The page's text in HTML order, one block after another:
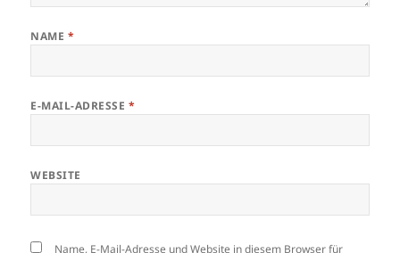
NAME *
E-MAIL-ADRESSE *
WEBSITE
Name, E-Mail-Adresse und Website in diesem Browser für